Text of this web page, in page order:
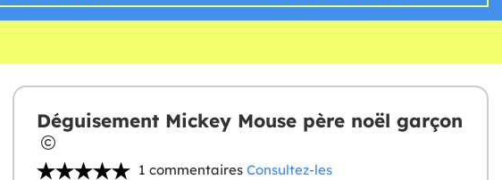
Déguisement Mickey Mouse père noël garçon
1 commentaires Consultez-les